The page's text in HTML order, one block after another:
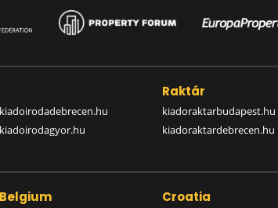
kiadoirodadebrecen.hu
kiadoirodagyor.hu
Raktár
kiadoraktarbudapest.hu
kiadoraktardebrecen.hu
Belgium Croatia